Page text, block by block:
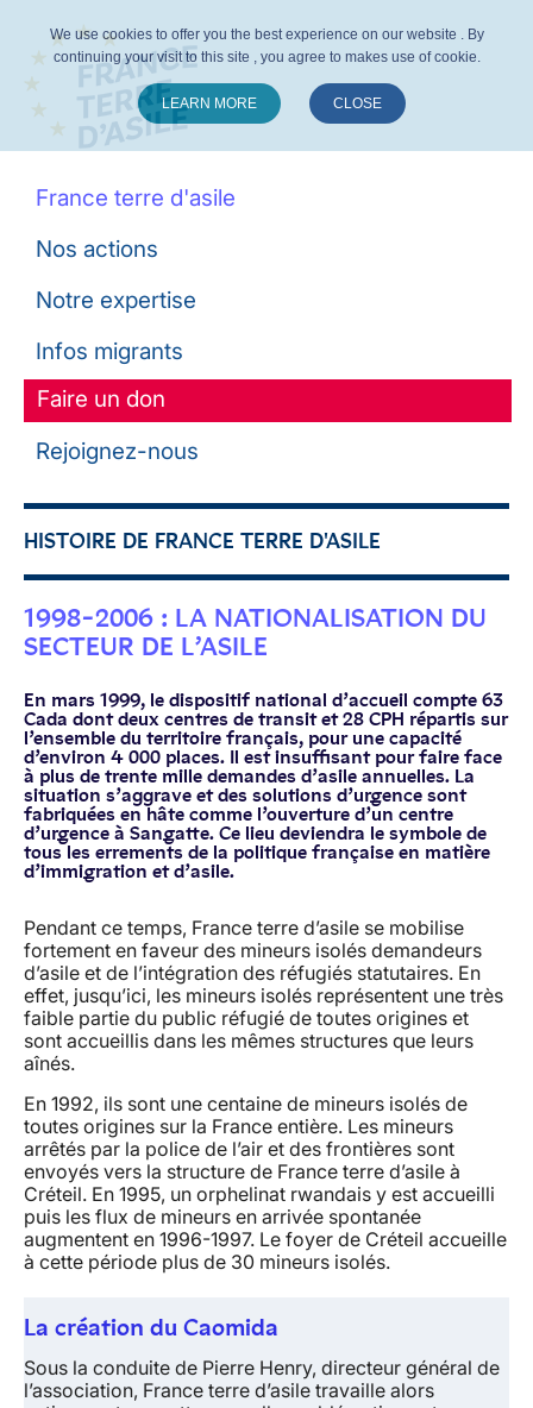
France terre d'asile
Nos actions
Notre expertise
Infos migrants
Faire un don
Rejoignez-nous
HISTOIRE DE FRANCE TERRE D'ASILE
1998-2006 : LA NATIONALISATION DU
SECTEUR DE L’ASILE
En mars 1999, le dispositif national d’accueil compte 63
Cada dont deux centres de transit et 28 CPH répartis sur
l’ensemble du territoire français, pour une capacité
d’environ 4 000 places. Il est insuffisant pour faire face
à plus de trente mille demandes d’asile annuelles. La
situation s’aggrave et des solutions d’urgence sont
fabriquées en hâte comme l’ouverture d’un centre
d’urgence à Sangatte. Ce lieu deviendra le symbole de
tous les errements de la politique française en matière
d’immigration et d’asile.
Pendant ce temps, France terre d’asile se mobilise
fortement en faveur des mineurs isolés demandeurs
d’asile et de l’intégration des réfugiés statutaires. En
effet, jusqu’ici, les mineurs isolés représentent une très
faible partie du public réfugié de toutes origines et
sont accueillis dans les mêmes structures que leurs
aînés.
En 1992, ils sont une centaine de mineurs isolés de
toutes origines sur la France entière. Les mineurs
arrêtés par la police de l’air et des frontières sont
envoyés vers la structure de France terre d’asile à
Créteil. En 1995, un orphelinat rwandais y est accueilli
puis les flux de mineurs en arrivée spontanée
augmentent en 1996-1997. Le foyer de Créteil accueille
à cette période plus de 30 mineurs isolés.
La création du Caomida
Sous la conduite de Pierre Henry, directeur général de
l’association, France terre d’asile travaille alors
We use cookies to offer you the best experience on our website . By
continuing your visit to this site , you agree to makes use of cookie.
LEARN MORE CLOSE